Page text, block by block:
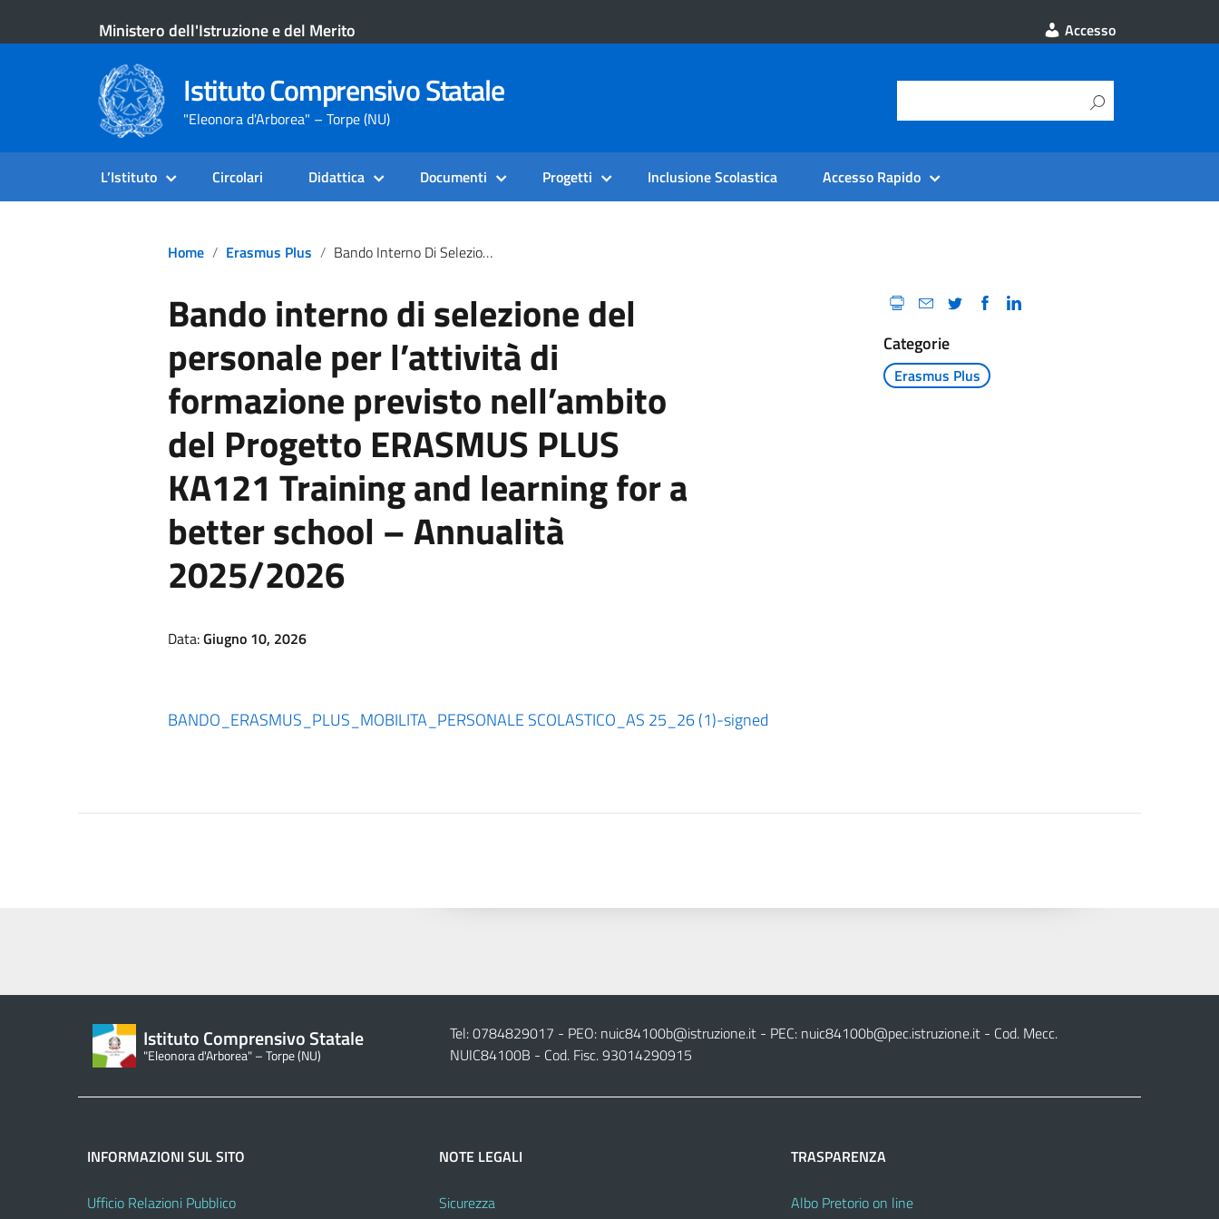
Ministero dell'Istruzione e del Merito Accesso
Istituto Comprensivo Statale
"Eleonora d'Arborea" – Torpe (NU)
L’Istituto Circolari Didattica Documenti Progetti Inclusione Scolastica Accesso Rapido
Home Erasmus Plus Bando Interno Di Selezione Del Personale Per L’attività Di Formazione Previsto Nell’ambito Del Progetto ERASMUS PLUS KA121 Training And Learning For A Better School – Annualità 2025/2026
Bando interno di selezione del
personale per l’attività di
formazione previsto nell’ambito
del Progetto ERASMUS PLUS
KA121 Training and learning for a
better school – Annualità
2025/2026
Categorie
Erasmus Plus
Data:Giugno 10, 2026
BANDO_ERASMUS_PLUS_MOBILITA_PERSONALE SCOLASTICO_AS 25_26 (1)-signed
Istituto Comprensivo Statale
"Eleonora d'Arborea" – Torpe (NU)
Tel: 0784829017 - PEO: nuic84100b@istruzione.it- PEC: nuic84100b@pec.istruzione.it- Cod. Mecc.
NUIC84100B - Cod. Fisc. 93014290915
INFORMAZIONI SUL SITO
Ufficio Relazioni Pubblico
NOTE LEGALI
Sicurezza
TRASPARENZA
Albo Pretorio on line